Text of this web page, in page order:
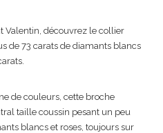
Valentin, découvrez le collier
de 73 carats de diamants blancs
de couleurs, cette broche
taille coussin pesant un peu
blancs et roses, toujours sur